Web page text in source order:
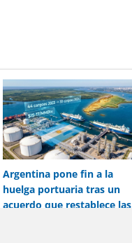
Argentina pone fin a la
huelga portuaria tras un
acuerdo que restablece las